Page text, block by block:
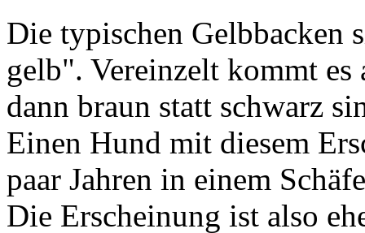
Die typischen Gelbbacken
gelb". Vereinzelt kommt es
dann braun statt schwarz
Einen Hund mit diesem
paar Jahren in einem
Die Erscheinung ist also